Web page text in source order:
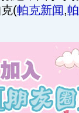
(帕克新闻,